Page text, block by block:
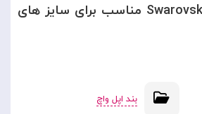
بند اپل واچ برند Swarovski مناسب برای سایز های
بند اپل واچ